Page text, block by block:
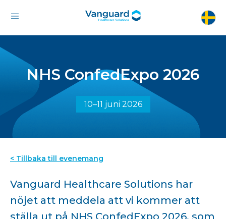
NHS ConfedExpo 2026
10–11 juni 2026
< Tillbaka till evenemang
Vanguard Healthcare Solutions har
nöjet att meddela att vi kommer att
ställa ut på NHS ConfedExpo 2026, som